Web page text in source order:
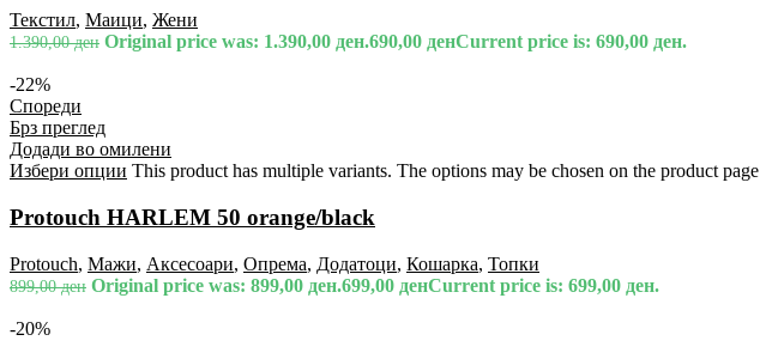
Текстил, Маици, Жени
1.390,00ден Original price was: 1.390,00 ден.690,00 денCurrent price is: 690,00 ден.
-22%
Спореди
Брз преглед
Додади во омилени
Избери опции This product has multiple variants. The options may be chosen on the product page
Protouch HARLEM 50 orange/black
Protouch, Мажи, Аксесоари, Опрема, Додатоци, Кошарка, Топки
899,00ден Original price was: 899,00 ден.699,00 денCurrent price is: 699,00 ден.
-20%